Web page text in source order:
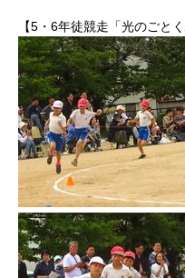
【5・6年徒競走「光のごと